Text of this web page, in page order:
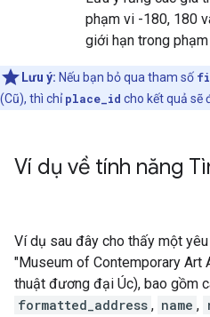
phạm vi -180, 180
giới hạn trong
Lưu ý: Nếu bạn bỏ qua tham số
(Cũ), thì chỉplace_id cho kết quả sẽ
Ví dụ về tính năng
Ví dụ sau đây cho thấy một
"Museum of Contemporary Art
thuật đương đại Úc), bao gồm
formatted_address , name ,